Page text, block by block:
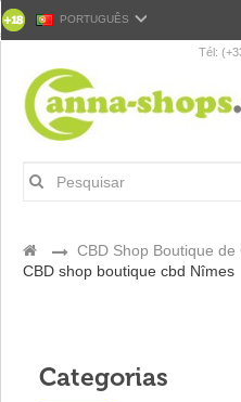
PORTUGUÊS
Tél:
> CBD Shop Boutique de
CBD shop boutique cbd Nîmes
Categorias